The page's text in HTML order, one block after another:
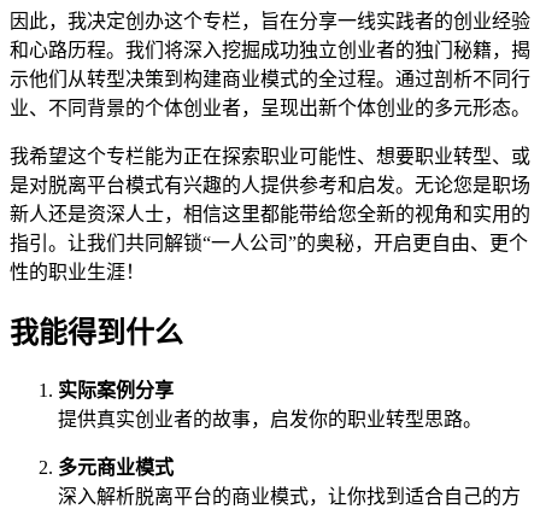
因此，我决定创办这个专栏，旨在分享一线实践者的创业经验
和心路历程。我们将深入挖掘成功独立创业者的独门秘籍，揭
示他们从转型决策到构建商业模式的全过程。通过剖析不同行
业、不同背景的个体创业者，呈现出新个体创业的多元形态。
我希望这个专栏能为正在探索职业可能性、想要职业转型、或
是对脱离平台模式有兴趣的人提供参考和启发。无论您是职场
新人还是资深人士，相信这里都能带给您全新的视角和实用的
指引。让我们共同解锁“一人公司”的奥秘，开启更自由、更个
性的职业生涯！
我能得到什么
实际案例分享
提供真实创业者的故事，启发你的职业转型思路。
多元商业模式
深入解析脱离平台的商业模式，让你找到适合自己的方